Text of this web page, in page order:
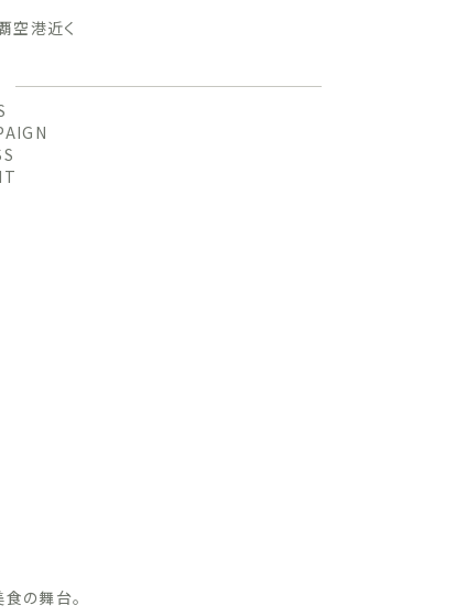
空港近く
の舞台。